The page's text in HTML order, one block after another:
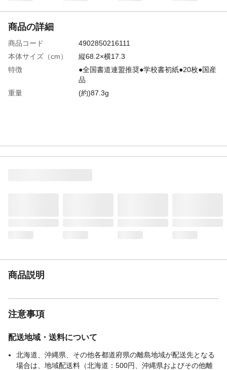
商品の詳細
商品コード
4902850216111
本体サイズ（cm）
縦68.2×横17.3
特徴
●全国書道連盟推奨●学校書初紙●20枚●国産
品
重量
(約)87.3g
商品説明
注意事項
配送地域・送料について
北海道、沖縄県、その他各都道府県の離島地域が配送先となる
場合は、地域配送料（北海道：500円、沖縄県およびその他離